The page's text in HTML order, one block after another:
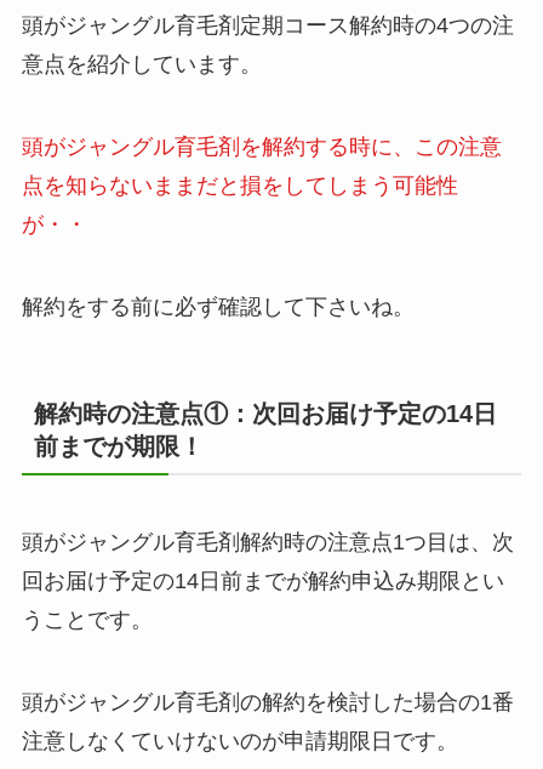
頭がジャングル育毛剤定期コース解約時の4つの注
意点を紹介しています。
頭がジャングル育毛剤を解約する時に、この注意
点を知らないままだと損をしてしまう可能性
が・・
解約をする前に必ず確認して下さいね。
解約時の注意点①：次回お届け予定の14日
前までが期限！
頭がジャングル育毛剤解約時の注意点1つ目は、次
回お届け予定の14日前までが解約申込み期限とい
うことです。
頭がジャングル育毛剤の解約を検討した場合の1番
注意しなくていけないのが申請期限日です。